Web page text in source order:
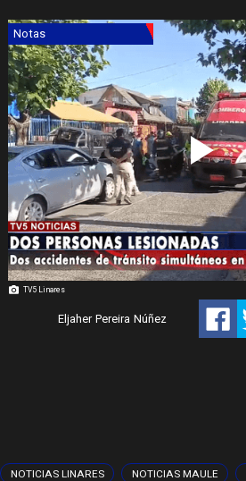
TV5 Linares
Notas
Eljaher Pereira Núñez
NOTICIAS LINARES NOTICIAS MAULE